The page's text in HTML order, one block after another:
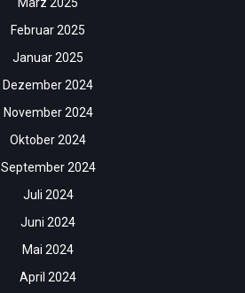
Februar 2025
Januar 2025
Dezember 2024
November 2024
Oktober 2024
September 2024
Juli 2024
Juni 2024
Mai 2024
April 2024